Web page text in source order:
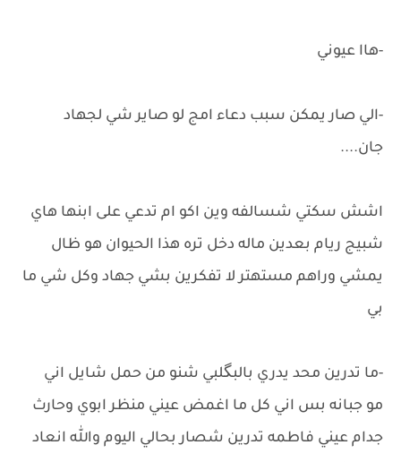
-هاا عيوني
-الي صار يمكن سبب دعاء امج لو صاير شي لجهاد
جان....
اشش سكتي شسالفه وين اكو ام تدعي على ابنها هاي
شبيج ريام بعدين ماله دخل تره هذا الحيوان هو ظال
يمشي وراهم مستهتر لا تفكرين بشي جهاد وكل شي ما
بي
-ما تدرين محد يدري بالبگلبي شنو من حمل شايل اني
مو جبانه بس اني كل ما اغمض عيني منظر ابوي وحارث
جدام عيني فاطمه تدرين شصار بحالي اليوم والله انعاد